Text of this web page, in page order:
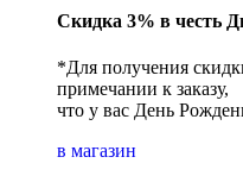
Скидка 3% в честь
*Для получения
примечании к заказу,
что у вас День
в магазин